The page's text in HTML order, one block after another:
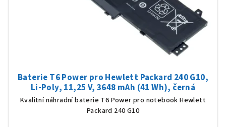
Baterie T6 Power pro Hewlett Packard 240 G10,
Li-Poly, 11,25 V, 3648 mAh (41 Wh), černá
Kvalitní náhradní baterie T6 Power pro notebook Hewlett
Packard 240 G10